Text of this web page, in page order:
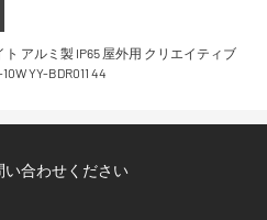
い合わせください